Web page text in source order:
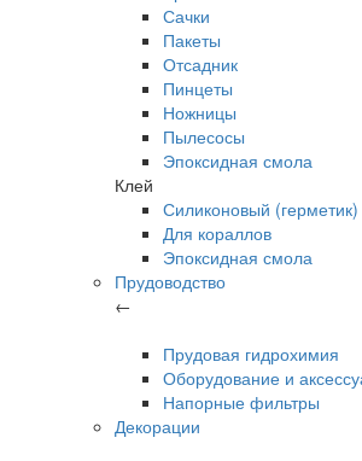
Сачки
Пакеты
Отсадник
Пинцеты
Ножницы
Пылесосы
Эпоксидная смола
Клей
Силиконовый (герметик)
Для кораллов
Эпоксидная смола
Прудоводство
←
Прудовая гидрохимия
Оборудование и
Напорные фильтры
Декорации